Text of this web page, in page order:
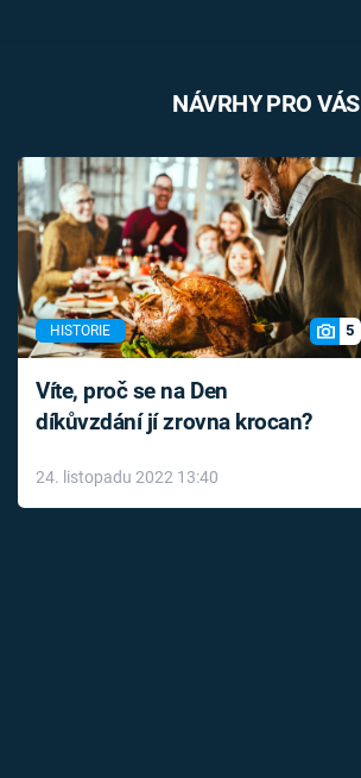
NÁVRHY PRO VÁS
HISTORIE 5
Víte, proč se na Den
díkůvzdání jí zrovna krocan?
24. listopadu 2022 13:40